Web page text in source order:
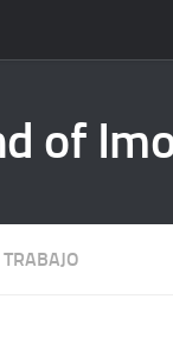
of
TRABAJO